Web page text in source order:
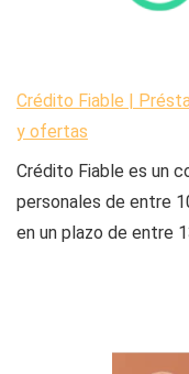
Crédito Fiable |
y ofertas
Crédito Fiable es un
personales de entre
en un plazo de entre